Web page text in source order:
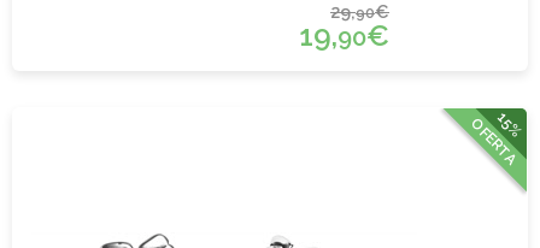
29,90€
19,90€
15%
OFERTA